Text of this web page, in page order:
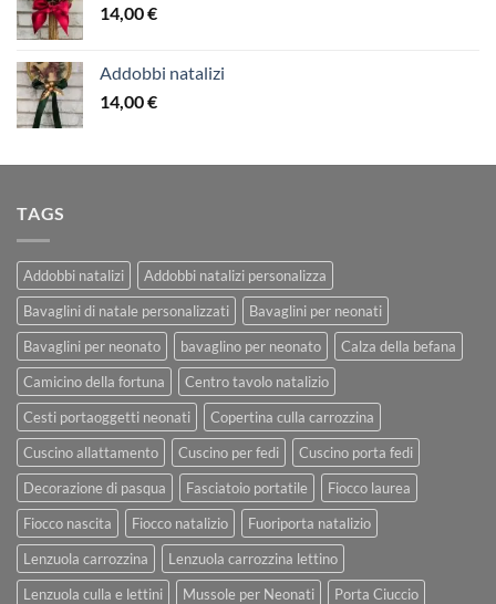
14,00€
Addobbi natalizi
14,00€
TAGS
Addobbi natalizi
Addobbi natalizi personalizza
Bavaglini di natale personalizzati
Bavaglini per neonati
Bavaglini per neonato
bavaglino per neonato
Calza della befana
Camicino della fortuna
Centro tavolo natalizio
Cesti portaoggetti neonati
Copertina culla carrozzina
Cuscino allattamento
Cuscino per fedi
Cuscino porta fedi
Decorazione di pasqua
Fasciatoio portatile
Fiocco laurea
Fiocco nascita
Fiocco natalizio
Fuoriporta natalizio
Lenzuola carrozzina
Lenzuola carrozzina lettino
Lenzuola culla e lettini
Mussole per Neonati
Porta Ciuccio